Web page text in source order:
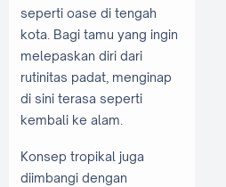
seperti oase di tengah
kota. Bagi tamu yang ingin
melepaskan diri dari
rutinitas padat, menginap
di sini terasa seperti
kembali ke alam.
Konsep tropikal juga
diimbangi dengan